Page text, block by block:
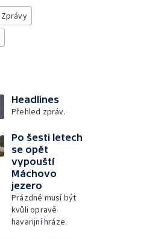
Zprávy
Headlines
Přehled zpráv.
Po šesti letech
se opět
vypouští
Máchovo
jezero
Prázdné musí být
kvůli opravě
havarijní hráze.